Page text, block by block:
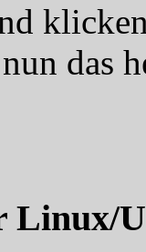
das
Linux/